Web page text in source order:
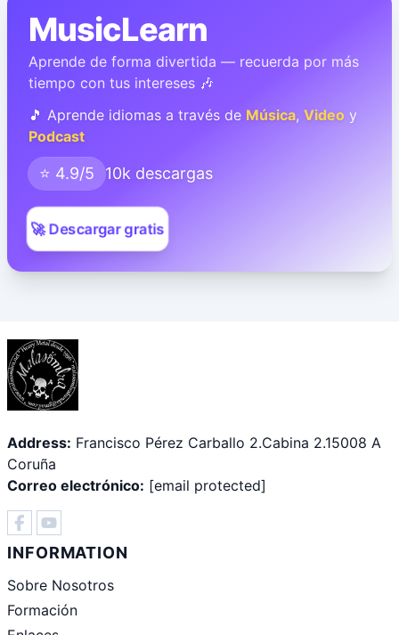
MusicLearn
Aprende de forma divertida — recuerda por más
tiempo con tus intereses 🎶
🎵 Aprende idiomas a través de Música, Video y
Podcast
⭐ 4.9/5 10k descargas
🚀 Descargar gratis
Address: Francisco Pérez Carballo 2.Cabina 2.15008 A
Coruña
Correo electrónico: [email protected]
INFORMATION
Sobre Nosotros
Formación